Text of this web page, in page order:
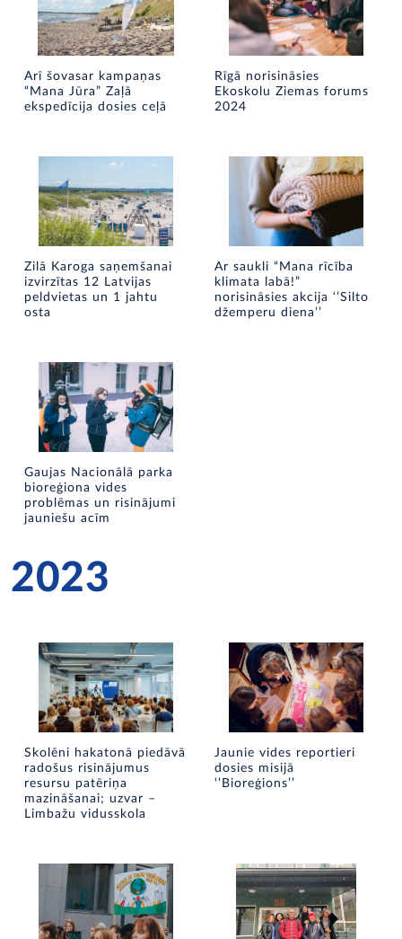
Arī šovasar kampaņas
“Mana Jūra” Zaļā
ekspedīcija dosies ceļā
Rīgā norisināsies
Ekoskolu Ziemas forums
2024
Zilā Karoga saņemšanai
izvirzītas 12 Latvijas
peldvietas un 1 jahtu
osta
Ar saukli “Mana rīcība
klimata labā!”
norisināsies akcija ‘’Silto
džemperu diena’’
Gaujas Nacionālā parka
bioreģiona vides
problēmas un risinājumi
jauniešu acīm
2023
Skolēni hakatonā piedāvā
radošus risinājumus
resursu patēriņa
mazināšanai; uzvar –
Limbažu vidusskola
Jaunie vides reportieri
dosies misijā
‘’Bioreģions’’